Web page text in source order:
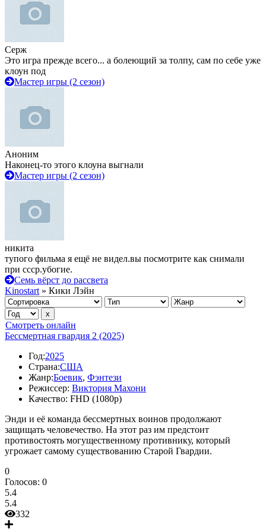
Серж
Это игра прежде всего... а болеющий за толпу, сам по себе уже
клоун под
Мастер игры (2 сезон)
Аноним
Наконец-то этого клоуна выгнали
Мастер игры (2 сезон)
никита
тупого фильма я ещё не видел.вы посмотрите как снимали
при ссср.убогие.
Семь вёрст до рассвета
Kinostart » Кики Лэйн
Смотреть онлайн
Бессмертная гвардия 2 (2025)
Год:2025
Страна:США
Жанр:Боевик, Фэнтези
Режиссер: Виктория Махони
Качество: FHD (1080p)
Энди и её команда бессмертных воинов продолжают
защищать человечество. На этот раз им предстоит
противостоять могущественному противнику, который
угрожает самому существованию Старой Гвардии.
0
Голосов: 0
5.4
5.4
332